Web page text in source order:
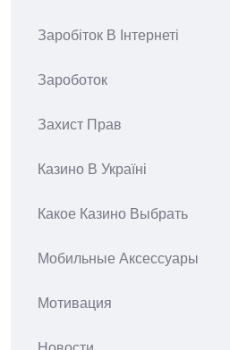
Заробіток В Інтернеті
Зароботок
Захист Прав
Казино В Україні
Какое Казино Выбрать
Мобильные Аксессуары
Мотивация